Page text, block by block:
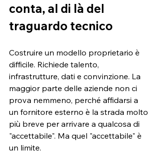
conta, al di là del
traguardo tecnico
Costruire un modello proprietario è
difficile. Richiede talento,
infrastrutture, dati e convinzione. La
maggior parte delle aziende non ci
prova nemmeno, perché affidarsi a
un fornitore esterno è la strada molto
più breve per arrivare a qualcosa di
"accettabile". Ma quel "accettabile" è
un limite.